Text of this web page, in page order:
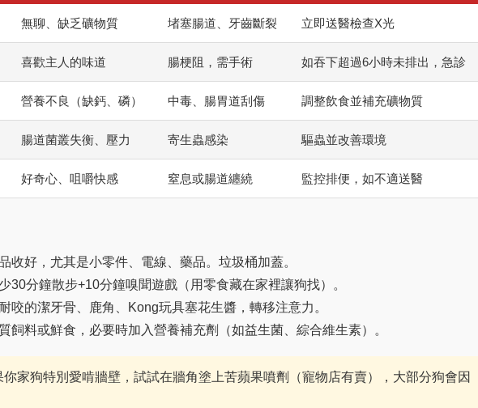
無聊、缺乏礦物質 堵塞腸道、牙齒斷裂 立即送醫檢查X光
喜歡主人的味道 腸梗阻，需手術 如吞下超過6小時未排出，急診
營養不良（缺鈣、磷） 中毒、腸胃道刮傷 調整飲食並補充礦物質
腸道菌叢失衡、壓力 寄生蟲感染 驅蟲並改善環境
好奇心、咀嚼快感 窒息或腸道纏繞 監控排便，如不適送醫
收好，尤其是小零件、電線、藥品。垃圾桶加蓋。
30分鐘散步+10分鐘嗅聞遊戲（用零食藏在家裡讓狗找）。
耐咬的潔牙骨、鹿角、Kong玩具塞花生醬，轉移注意力。
飼料或鮮食，必要時加入營養補充劑（如益生菌、綜合維生素）。
你家狗特別愛啃牆壁，試試在牆角塗上苦蘋果噴劑（寵物店有賣），大部分狗會因